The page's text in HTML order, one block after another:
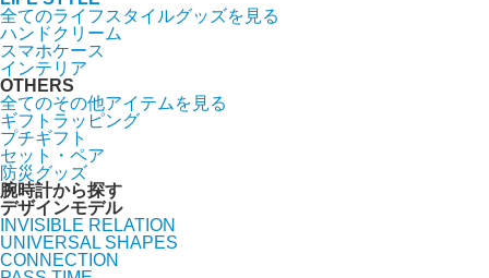
全てのライフスタイルグッズを見る
ハンドクリーム
スマホケース
インテリア
OTHERS
全てのその他アイテムを見る
ギフトラッピング
プチギフト
セット・ペア
防災グッズ
腕時計から探す
デザインモデル
INVISIBLE RELATION
UNIVERSAL SHAPES
CONNECTION